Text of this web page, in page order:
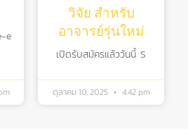
e
วิจัย สําหรับ
อาจารย์รุ่นใหม่
เปิดรับสมัครแล้ววันนี้ S
ตุลาคม 10, 2025 4:42 pm